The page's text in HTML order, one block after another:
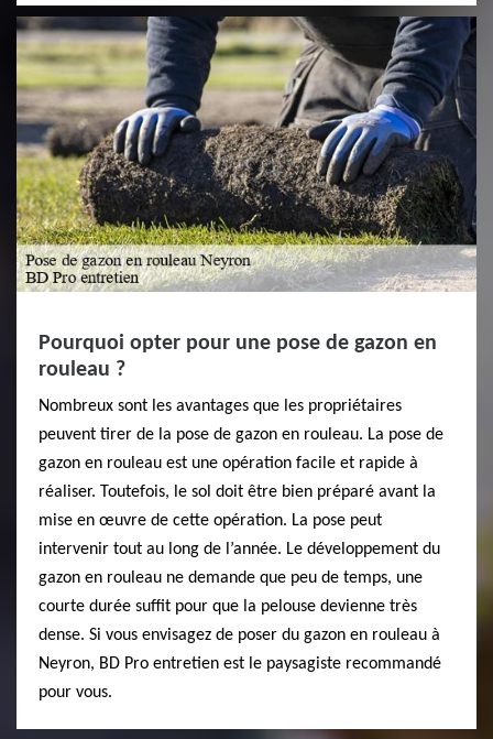
Pourquoi opter pour une pose de gazon en
rouleau ?
Nombreux sont les avantages que les propriétaires
peuvent tirer de la pose de gazon en rouleau. La pose de
gazon en rouleau est une opération facile et rapide à
réaliser. Toutefois, le sol doit être bien préparé avant la
mise en œuvre de cette opération. La pose peut
intervenir tout au long de l’année. Le développement du
gazon en rouleau ne demande que peu de temps, une
courte durée suffit pour que la pelouse devienne très
dense. Si vous envisagez de poser du gazon en rouleau à
Neyron, BD Pro entretien est le paysagiste recommandé
pour vous.